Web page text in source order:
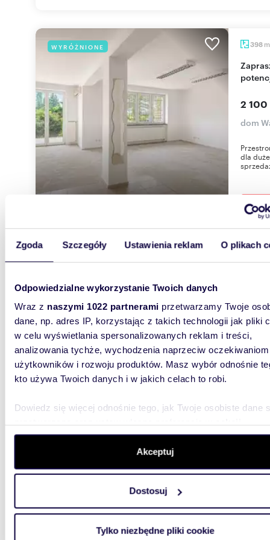
Zgoda Szczegóły Ustawienia reklam O plikach
Odpowiedzialne wykorzystanie Twoich danych
Wraz z naszymi 1022 partnerami przetwarzamy Twoje
dane, np. adres IP, korzystając z takich technologii jak pliki
w celu wyświetlania spersonalizowanych reklam i treści,
analizowania tychże, wychodzenia naprzeciw oczekiwaniom
użytkowników i rozwoju produktów. Masz wybór odnośnie
kto używa Twoich danych i w jakich celach to robi.
Dowiedz się więcej odnośnie tego, jak Twoje osobiste dane
szczegółów. W Deklaracji plików cookie możesz zmienić
wycofać swoją zgodę w dowolnej chwili.
aby oferować funkcje społecznościowe i analizować ruch w
witrynie. Informacje o tym, jak korzystasz z naszej witryny,
analitycznym. Partnerzy mogą połączyć te informacje z
Akceptuj
Dostosuj
Tylko niezbędne pliki cookie
WYRÓŻNIONE 398 m
Zapraszam do obejrzenia domu 398 m² z
2 100
dom
dla
WYRÓŻNIONE 64,67
1